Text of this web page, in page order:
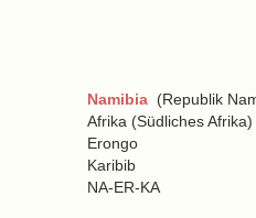
Namibia (Republik
Afrika (Südliches Afrika)
Erongo
Karibib
NA-ER-KA